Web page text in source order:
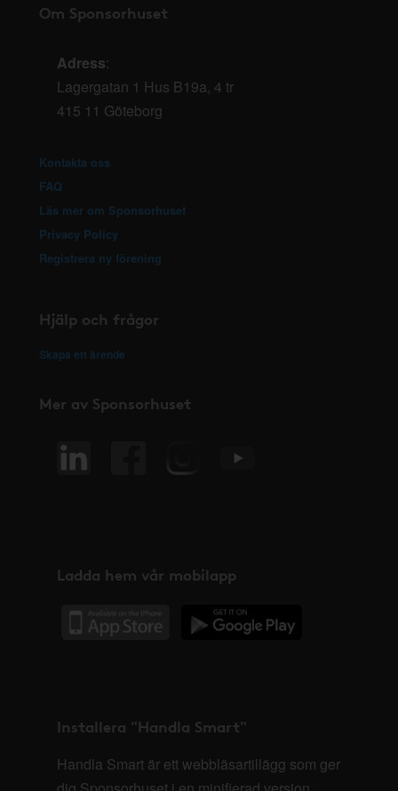
Om Sponsorhuset
Adress:
Lagergatan 1 Hus B19a, 4 tr
415 11 Göteborg
Kontakta oss
FAQ
Läs mer om Sponsorhuset
Privacy Policy
Registrera ny förening
Hjälp och frågor
Skapa ett ärende
Mer av Sponsorhuset
Ladda hem vår mobilapp
Installera "Handla Smart"
Handla Smart är ett webbläsartillägg som ger